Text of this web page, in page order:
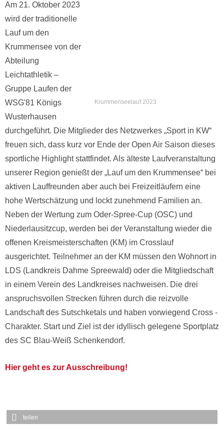
Krummenseelauf 2023
Am 21. Oktober 2023
wird der traditionelle
Lauf um den
Krummensee von der
Abteilung
Leichtathletik –
Gruppe Laufen der
WSG'81 Königs
Wusterhausen
durchgeführt. Die Mitglieder des Netzwerkes „Sport in KW“
freuen sich, dass kurz vor Ende der Open Air Saison dieses
sportliche Highlight stattfindet. Als älteste Laufveranstaltung
unserer Region genießt der „Lauf um den Krummensee“ bei
aktiven Lauffreunden aber auch bei Freizeitläufern eine
hohe Wertschätzung und lockt zunehmend Familien an.
Neben der Wertung zum Oder-Spree-Cup (OSC) und
Niederlausitzcup, werden bei der Veranstaltung wieder die
offenen Kreismeisterschaften (KM) im Crosslauf
ausgerichtet. Teilnehmer an der KM müssen den Wohnort in
LDS (Landkreis Dahme Spreewald) oder die Mitgliedschaft
in einem Verein des Landkreises nachweisen. Die drei
anspruchsvollen Strecken führen durch die reizvolle
Landschaft des Sutschketals und haben vorwiegend Cross -
Charakter. Start und Ziel ist der idyllisch gelegene Sportplatz
des SC Blau-Weiß Schenkendorf.
Hier geht es zur Ausschreibung!
teilen